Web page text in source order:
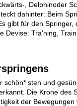
, Delphinoder
dahinter: Beim
gibt für den Springer,
Devise: Tra'ning,
schön* sten und
Die Krone des
der Bewegungen